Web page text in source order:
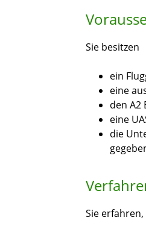
Sie besitzen
ein
eine
den A2
eine
die
Sie erfahren,